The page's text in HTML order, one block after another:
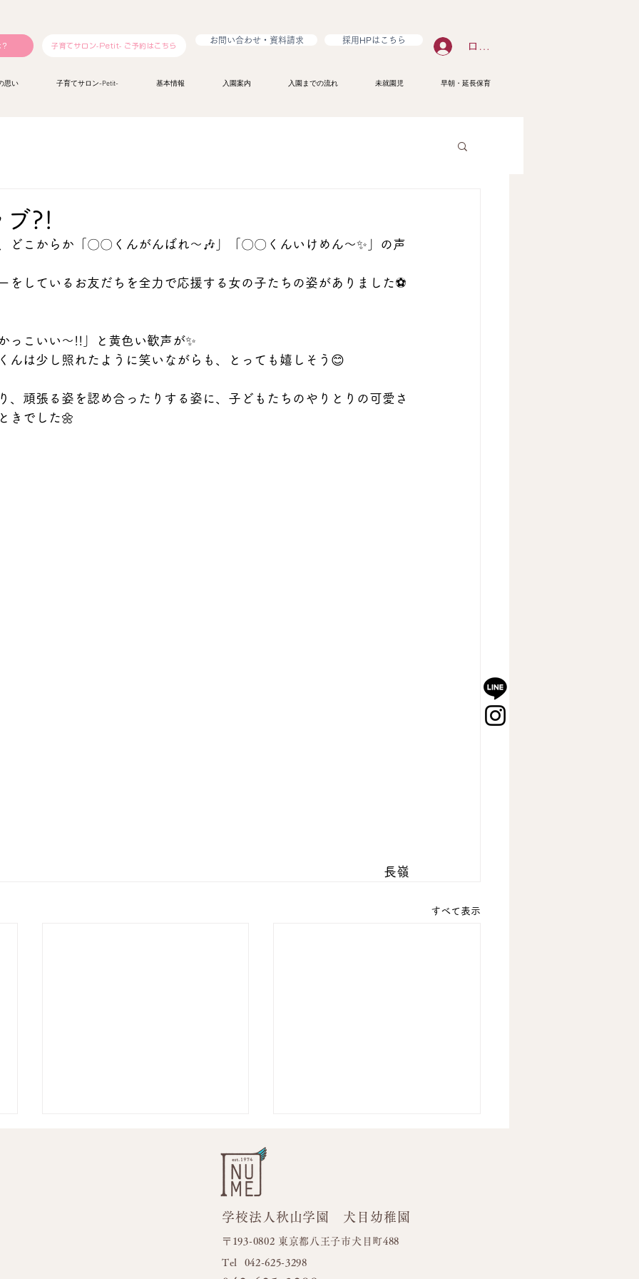
子育てサロン-Petit- ご予約はこちら
お問い合わせ・資料請求 採用HPはこちら ログイン
思い 子育てサロン-Petit- 基本情報 入園案内 入園までの流れ 未就園児 早朝・延長保育
?!
どこからか「〇〇くんがんばれ〜🎶」「〇〇くんいけめん〜✨」の声
をしているお友だちを全力で応援する女の子たちの姿がありました⚽️
っこいい〜!!」と黄色い歓声が✨
んは少し照れたように笑いながらも、とっても嬉しそう😊
、頑張る姿を認め合ったりする姿に、子どもたちのやりとりの可愛さ
きでした🌼
長嶺
すべて表示
学校法人秋山学園 犬目幼稚園
〒193-0802 東京都八王子市犬目町488
​Tel 042-625-3298